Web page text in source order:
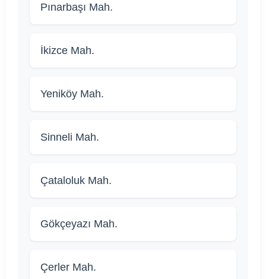
Pınarbaşı Mah.
İkizce Mah.
Yeniköy Mah.
Sinneli Mah.
Çataloluk Mah.
Gökçeyazı Mah.
Çerler Mah.